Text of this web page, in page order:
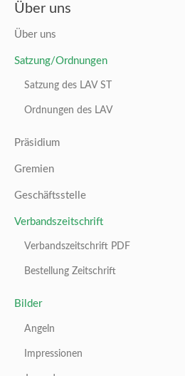
Über uns
Über uns
Satzung/Ordnungen
Satzung des LAV ST
Ordnungen des LAV
Präsidium
Gremien
Geschäftsstelle
Verbandszeitschrift
Verbandszeitschrift PDF
Bestellung Zeitschrift
Bilder
Angeln
Impressionen